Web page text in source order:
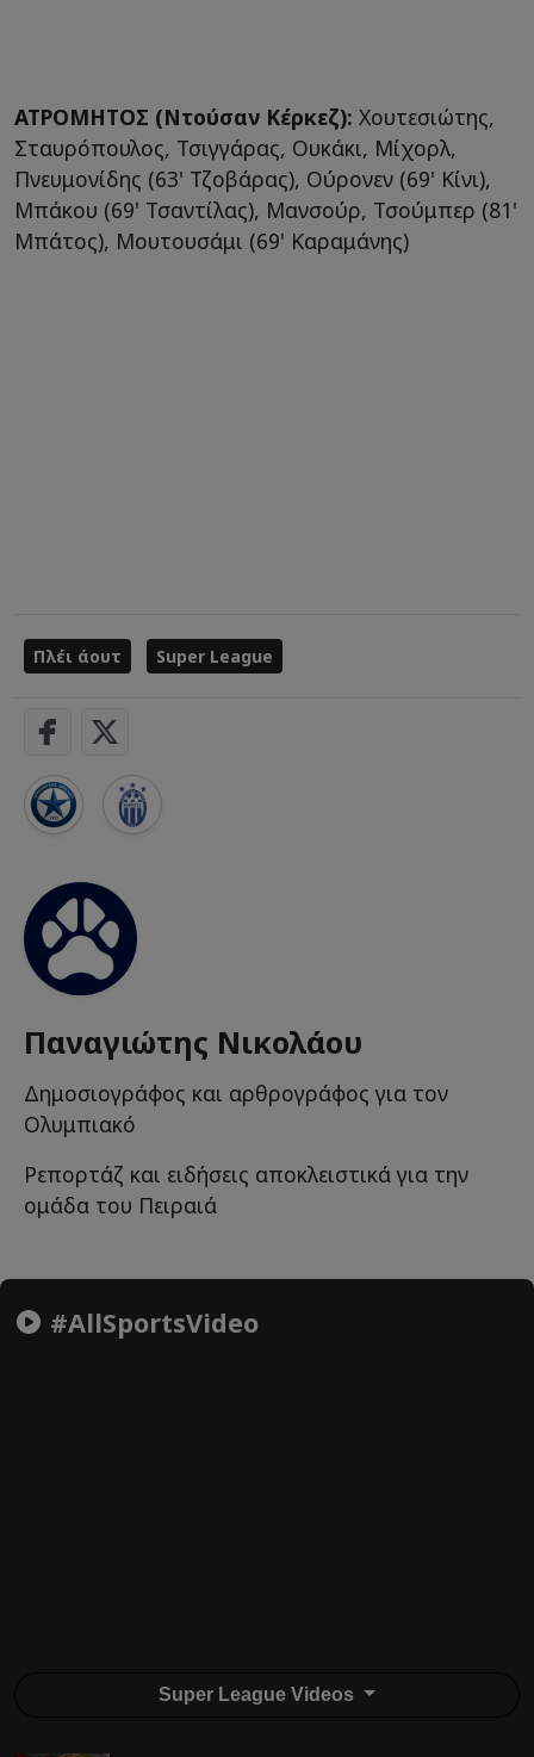
ΑΤΡΟΜΗΤΟΣ (Ντούσαν Κέρκεζ): Χουτεσιώτης,
Σταυρόπουλος, Τσιγγάρας, Ουκάκι, Μίχορλ,
Πνευμονίδης (63' Τζοβάρας), Ούρονεν (69' Κίνι),
Μπάκου (69' Τσαντίλας), Μανσούρ, Τσούμπερ (81'
Μπάτος), Μουτουσάμι (69' Καραμάνης)
Πλέι άουτ Super League
Παναγιώτης Νικολάου
Δημοσιογράφος και αρθρογράφος για τον
Ολυμπιακό
Ρεπορτάζ και ειδήσεις αποκλειστικά για την
ομάδα του Πειραιά
#AllSportsVideo
Super League Videos